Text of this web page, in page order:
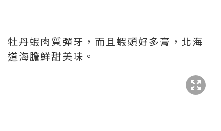
牡丹蝦肉質彈牙，而且蝦頭好多膏，北海
道海膽鮮甜美味。